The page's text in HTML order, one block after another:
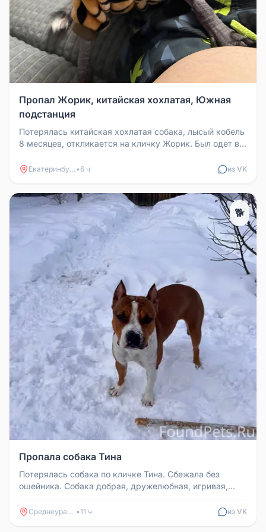
Пропал Жорик, китайская хохлатая, Южная
подстанция
Потерялась китайская хохлатая собака, лысый кобель
8 месяцев, откликается на кличку Жорик. Был одет в
Екатеринбург •6 ч из VK
🐕
Пропала собака Тина
Потерялась собака по кличке Тина. Сбежала без
ошейника. Собака добрая, дружелюбная, игривая,
Среднеуральск •11 ч из VK